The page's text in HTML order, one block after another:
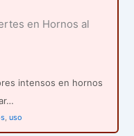
en Hornos al
intensos en hornos
,uso